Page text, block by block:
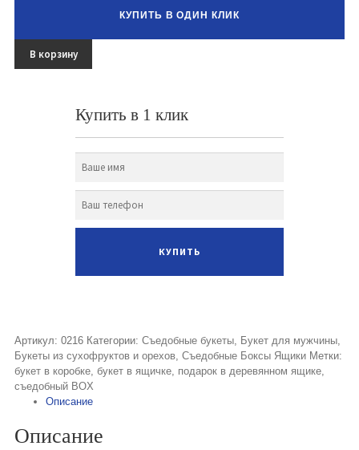
Букеты из раков и рыбы
Доставка
КУПИТЬ В ОДИН КЛИК
В корзину
Купить в 1 клик
Артикул:0216 Категории:Съедобные букеты, Букет для мужчины,
Букеты из сухофруктов и орехов,Съедобные Боксы Ящики Метки:
букет в коробке,букет в ящичке, подарок в деревянном ящике,
съедобный BOX
Описание
Описание